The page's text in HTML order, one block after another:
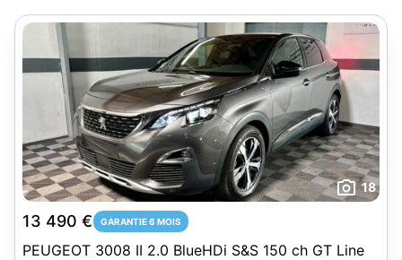
18
13 490 € GARANTIE 6 MOIS
PEUGEOT 3008 II 2.0 BlueHDi S&S 150 ch GT Line